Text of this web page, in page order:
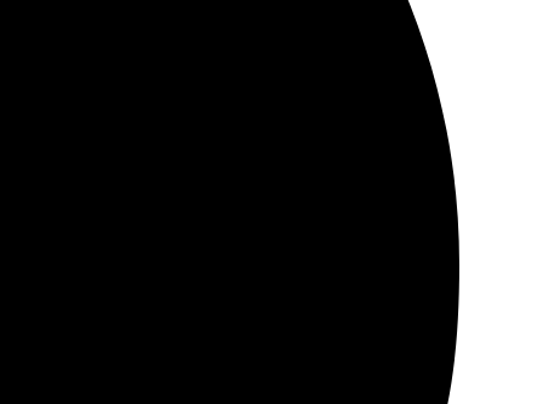
нашла нужную функцию. Служба поддержки
срок, всё пришло отлично упаковано. Обязательно
превзошёл ожидания, качества на высоте!